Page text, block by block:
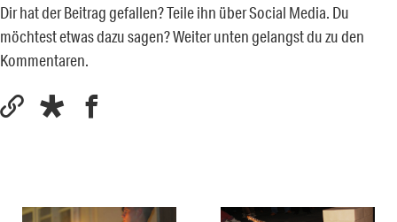
Dir hat der Beitrag gefallen? Teile ihn über Social Media. Du
möchtest etwas dazu sagen? Weiter unten gelangst du zu den
Kommentaren.